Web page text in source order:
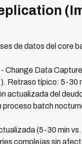
de datos del core
Data
típico: 5-30
actualizada del
batch
(5-30 min
complejas sin